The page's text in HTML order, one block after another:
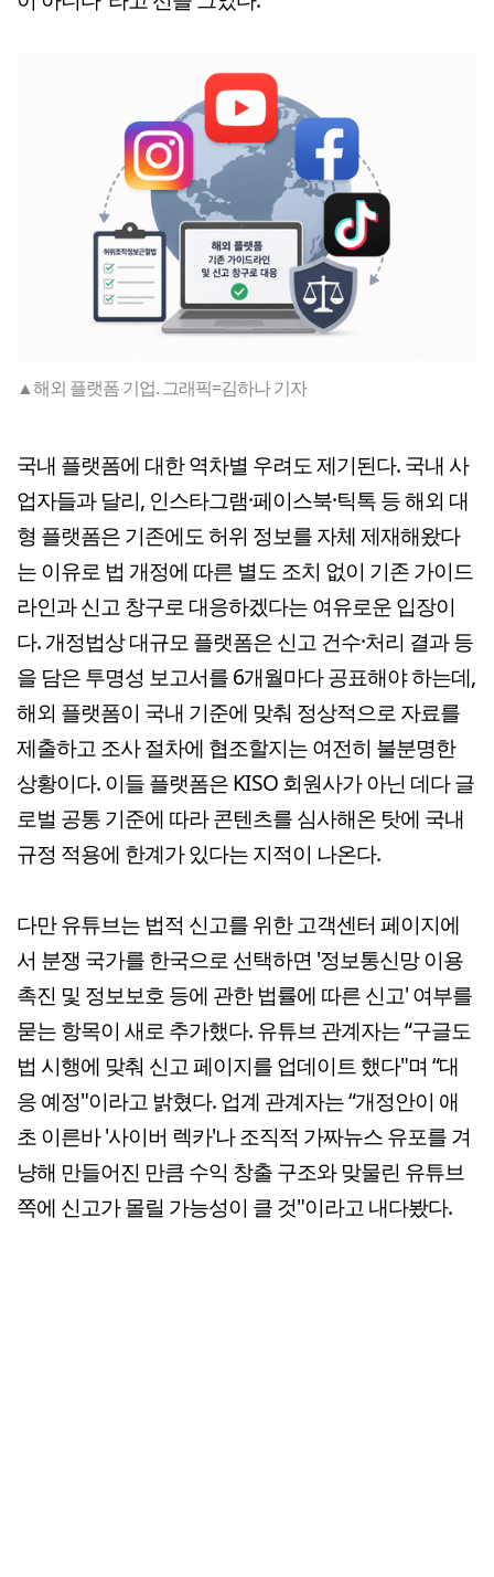
▲해외 플랫폼 기업. 그래픽=김하나 기자
국내 플랫폼에 대한 역차별 우려도 제기된다. 국내 사
업자들과 달리, 인스타그램·페이스북·틱톡 등 해외 대
형 플랫폼은 기존에도 허위 정보를 자체 제재해왔다
는 이유로 법 개정에 따른 별도 조치 없이 기존 가이드
라인과 신고 창구로 대응하겠다는 여유로운 입장이
다. 개정법상 대규모 플랫폼은 신고 건수·처리 결과 등
을 담은 투명성 보고서를 6개월마다 공표해야 하는데,
해외 플랫폼이 국내 기준에 맞춰 정상적으로 자료를
제출하고 조사 절차에 협조할지는 여전히 불분명한
상황이다. 이들 플랫폼은 KISO 회원사가 아닌 데다 글
로벌 공통 기준에 따라 콘텐츠를 심사해온 탓에 국내
규정 적용에 한계가 있다는 지적이 나온다.
다만 유튜브는 법적 신고를 위한 고객센터 페이지에
서 분쟁 국가를 한국으로 선택하면 '정보통신망 이용
촉진 및 정보보호 등에 관한 법률에 따른 신고' 여부를
묻는 항목이 새로 추가했다. 유튜브 관계자는 “구글도
법 시행에 맞춰 신고 페이지를 업데이트 했다"며 “대
응 예정"이라고 밝혔다. 업계 관계자는 “개정안이 애
초 이른바 '사이버 렉카'나 조직적 가짜뉴스 유포를 겨
냥해 만들어진 만큼 수익 창출 구조와 맞물린 유튜브
쪽에 신고가 몰릴 가능성이 클 것"이라고 내다봤다.